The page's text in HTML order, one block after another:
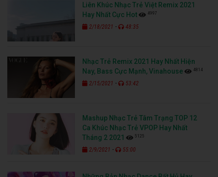
Liên Khúc Nhạc Trẻ Việt Remix 2021
Hay Nhất Cực Hot
4997
2/18/2021 - 48:35
Nhạc Trẻ Remix 2021 Hay Nhất Hiện
Nay, Bass Cực Mạnh, Vinahouse
4814
2/15/2021 - 53:42
Mashup Nhạc Trẻ Tâm Trạng TOP 12
Ca Khúc Nhạc Trẻ VPOP Hay Nhất
Tháng 2 2021
5125
2/9/2021 - 55:00